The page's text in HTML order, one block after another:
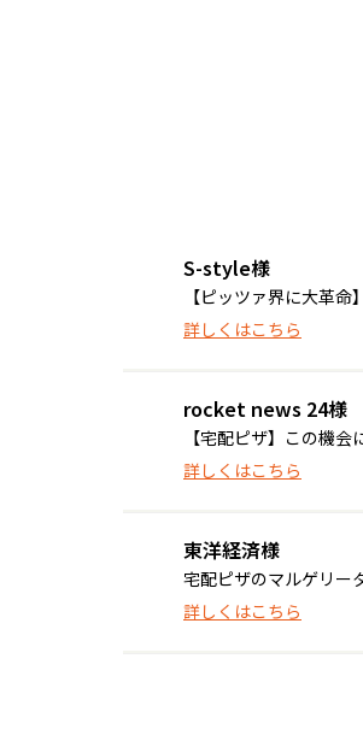
S-style様
【ピッツァ界に大革
詳しくはこちら
rocket news 24様
【宅配ピザ】この機
詳しくはこちら
東洋経済様
宅配ピザのマルゲリー
詳しくはこちら